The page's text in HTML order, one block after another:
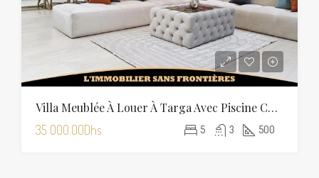
Villa Meublée À Louer À Targa Avec Piscine Chauffée
35 000.00Dhs 5 3 500